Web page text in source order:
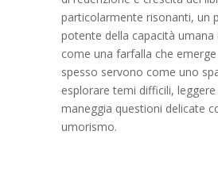
particolarmente risonanti, un
potente della capacità
come una farfalla che
spesso servono come uno
esplorare temi difficili,
maneggia questioni delicate
umorismo.